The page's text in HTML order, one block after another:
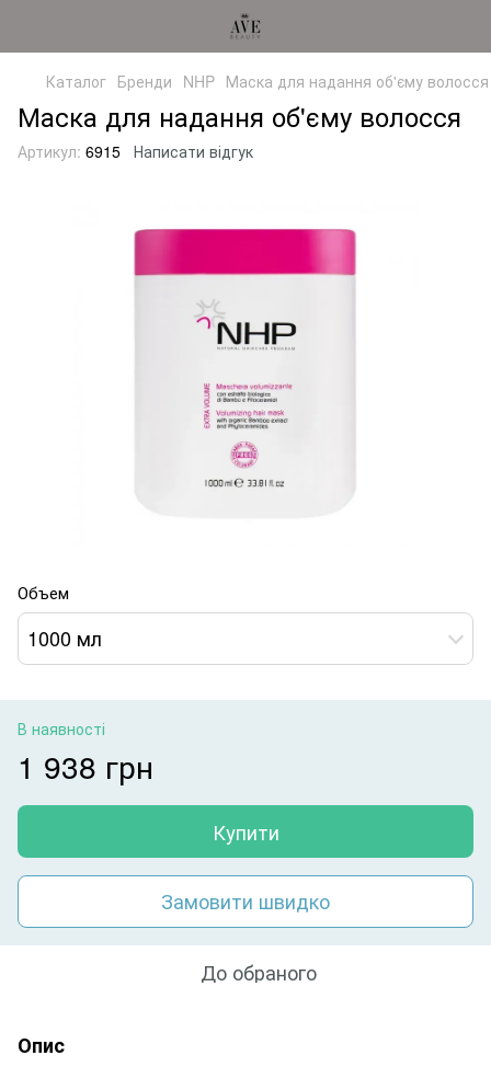
Каталог Бренди NHP Маска для надання об'єму волосся
Маска для надання об'єму волосся
Артикул: 6915 Написати відгук
Объем
1000 мл
В наявності
1 938 грн
Купити
Замовити швидко
До обраного
Опис